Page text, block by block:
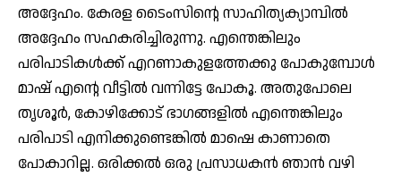
അദ്ദേഹം. കേരള ടൈംസിന്റെ സാഹിത്യക്യാമ്പില്‍
അദ്ദേഹം സഹകരിച്ചിരുന്നു. എന്തെങ്കിലും
പരിപാടികള്‍ക്ക് എറണാകുളത്തേക്കു പോകുമ്പോള്‍
മാഷ് എന്റെ വീട്ടില്‍ വന്നിട്ടേ പോകൂ. അതുപോലെ
തൃശൂര്‍, കോഴിക്കോട് ഭാഗങ്ങളില്‍ എന്തെങ്കിലും
പരിപാടി എനിക്കുണ്ടെങ്കില്‍ മാഷെ കാണാതെ
പോകാറില്ല. ഒരിക്കല്‍ ഒരു പ്രസാധകന്‍ ഞാന്‍ വഴി